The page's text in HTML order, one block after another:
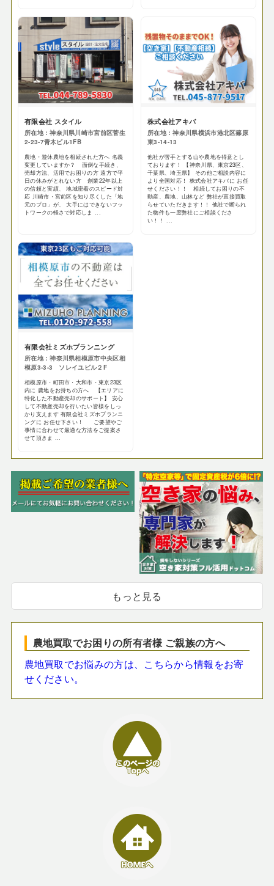
有限会社 スタイル
所在地：神奈川県川崎市宮前区菅生
2-23-7青木ビル1FB
農地・遊休農地を相続された方へ 名義
変更していますか？ 面倒な手続き、
売却方法、活用でお困りの方 遠方で平
日の休みがとれない方 創業22年以上
の信頼と実績、 地域密着のスピード対
応 川崎市・宮前区を知り尽くした「地
元のプロ」が、 大手にはできないフッ
トワークの軽さで対応しま ...
株式会社アキバ
所在地：神奈川県横浜市港北区篠原
東3-14-13
他社が苦手とする山や農地を得意とし
ております！ 【神奈川県、東京23区、
千葉県、埼玉県】 その他ご相談内容に
より全国対応！ 株式会社アキバに お任
せください！！ 相続してお困りの不
動産、農地、山林など 弊社が直接買取
らせていただきます！！ 他社で断られ
た物件も一度弊社にご相談くださ
い！！ ...
有限会社ミズホプランニング
所在地：神奈川県相模原市中央区相
模原3-3-3 ソレイユビル２F
相模原市・町田市・大和市・東京23区
内に 農地をお持ちの方へ 【エリアに
特化した不動産売却のサポート】 安心
して不動産売却を行いたい皆様をしっ
かり支えます 有限会社ミズホプランニ
ングに お任せ下さい！ ご要望やご
事情に合わせて最適な方法をご提案さ
せて頂きま ...
もっと見る
農地買取でお困りの所有者様 ご親族の方へ
農地買取でお悩みの方は、こちらから情報をお寄
せください。